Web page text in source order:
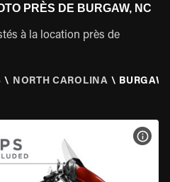
PRÈS DE BURGAW, NC
à la location près de
\ NORTH CAROLINA \